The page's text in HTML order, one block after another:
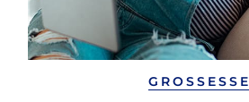
GROSSESSE